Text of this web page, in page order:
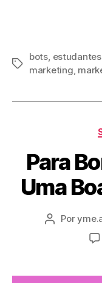
bots estudantes,
marketing
Para
Uma
Por